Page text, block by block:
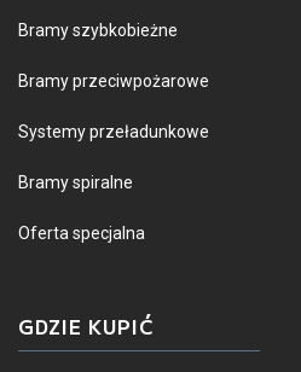
Bramy szybkobieżne
Bramy przeciwpożarowe
Systemy przeładunkowe
Bramy spiralne
Oferta specjalna
GDZIE KUPIĆ